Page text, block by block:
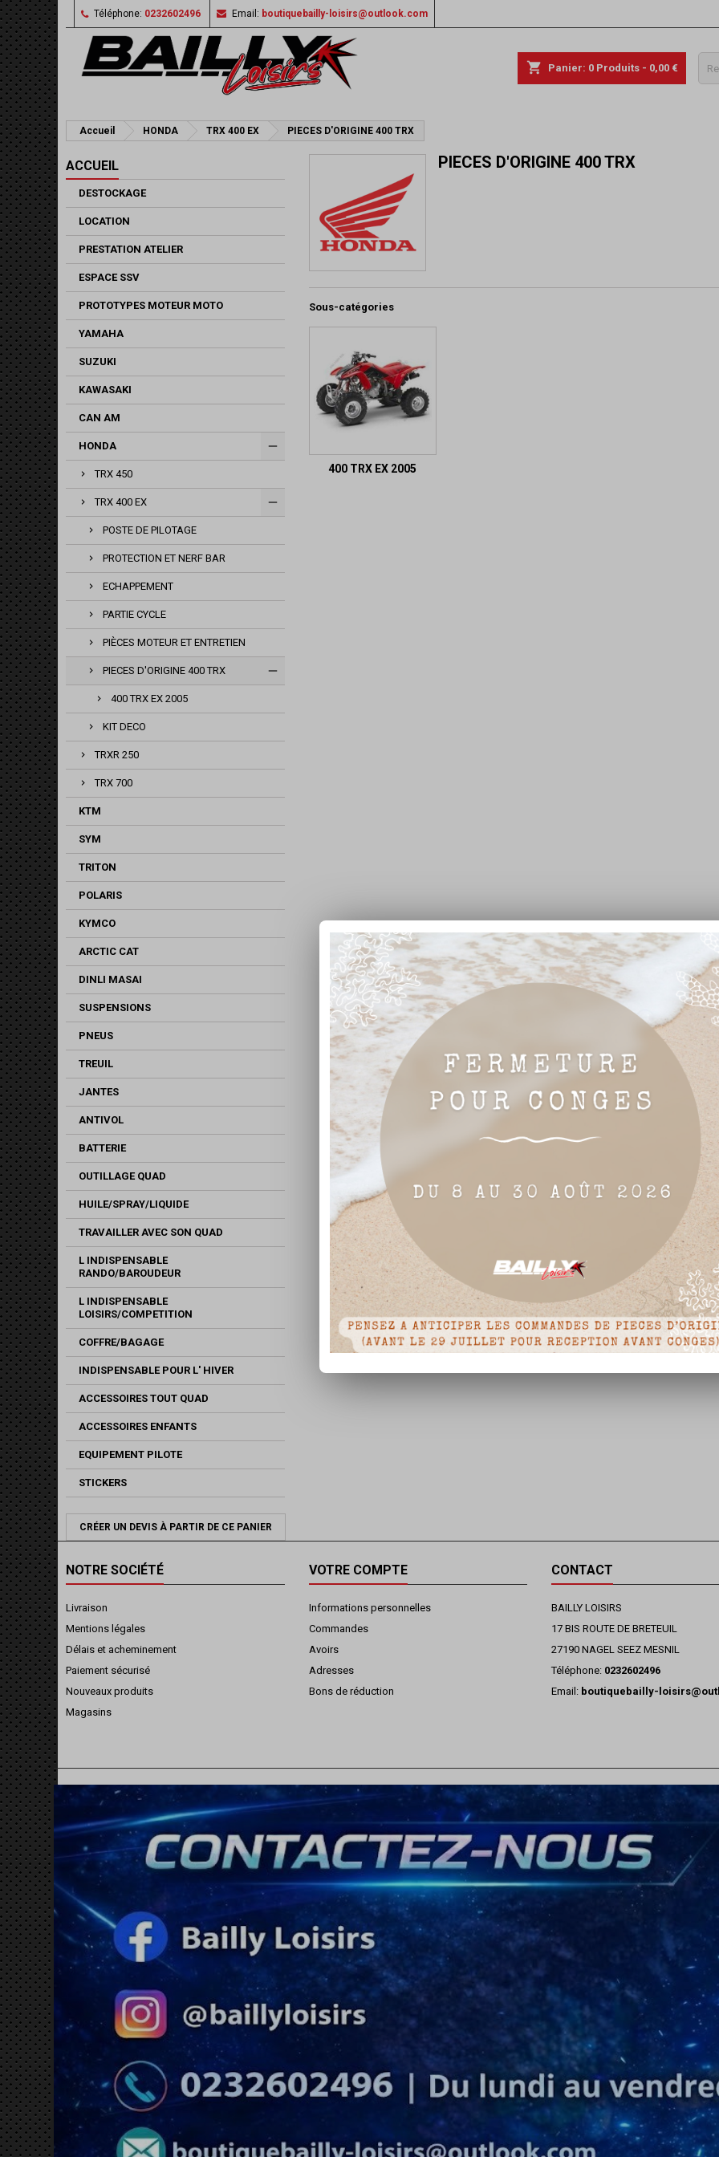
Téléphone: 0232602496 Email: boutiquebailly-loisirs@outlook.com
shopping_cart Panier: 0 Produits - 0,00 €
Accueil HONDA TRX 400 EX PIECES D'ORIGINE 400 TRX
ACCUEIL
DESTOCKAGE
LOCATION
PRESTATION ATELIER
ESPACE SSV
PROTOTYPES MOTEUR MOTO
YAMAHA
SUZUKI
KAWASAKI
CAN AM
HONDA
TRX 450
TRX 400 EX
POSTE DE PILOTAGE
PROTECTION ET NERF BAR
ECHAPPEMENT
PARTIE CYCLE
PIÈCES MOTEUR ET ENTRETIEN
PIECES D'ORIGINE 400 TRX
400 TRX EX 2005
KIT DECO
TRXR 250
TRX 700
KTM
SYM
TRITON
POLARIS
KYMCO
ARCTIC CAT
DINLI MASAI
SUSPENSIONS
PNEUS
TREUIL
JANTES
ANTIVOL
BATTERIE
OUTILLAGE QUAD
HUILE/SPRAY/LIQUIDE
TRAVAILLER AVEC SON QUAD
L INDISPENSABLE
RANDO/BAROUDEUR
L INDISPENSABLE
LOISIRS/COMPETITION
COFFRE/BAGAGE
INDISPENSABLE POUR L' HIVER
ACCESSOIRES TOUT QUAD
ACCESSOIRES ENFANTS
EQUIPEMENT PILOTE
STICKERS
CRÉER UN DEVIS À PARTIR DE CE PANIER
PIECES D'ORIGINE 400 TRX
Sous-catégories
400 TRX EX 2005
NOTRE SOCIÉTÉ
Livraison
Mentions légales
Délais et acheminement
Paiement sécurisé
Nouveaux produits
Magasins
VOTRE COMPTE
Informations personnelles
Commandes
Avoirs
Adresses
Bons de réduction
CONTACT
BAILLY LOISIRS
17 BIS ROUTE DE BRETEUIL
27190 NAGEL SEEZ MESNIL
Téléphone: 0232602496
Email: boutiquebailly-